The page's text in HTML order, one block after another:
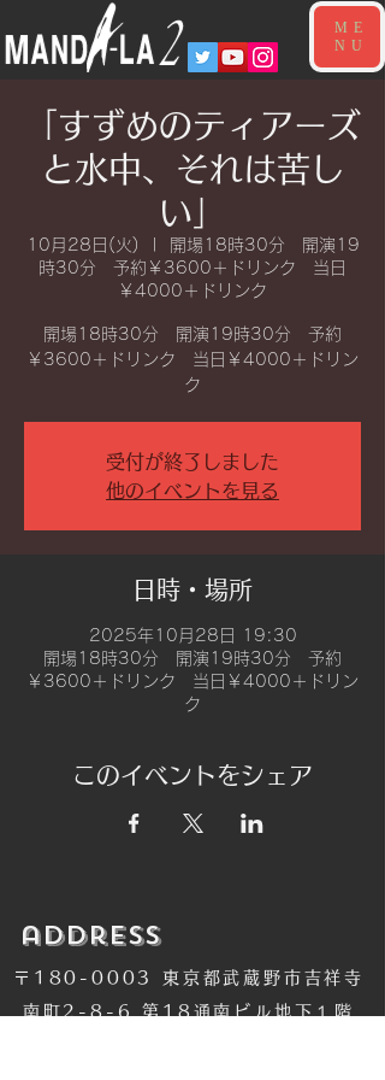
ME
NU
「すずめのティアーズ
と水中、それは苦し
い」
10月28日(火)
開場18時30分 開演19
時30分 予約￥3600＋ドリンク 当日
￥4000＋ドリンク
開場18時30分 開演19時30分 予約
￥3600＋ドリンク 当日￥4000＋ドリン
ク
受付が終了しました
他のイベントを見る
日時・場所
2025年10月28日 19:30
開場18時30分 開演19時30分 予約
￥3600＋ドリンク 当日￥4000＋ドリン
ク
このイベントをシェア
​address
〒180-0003 東京都武蔵野市吉祥寺
南町2-8-6 第18通南ビル地下１階